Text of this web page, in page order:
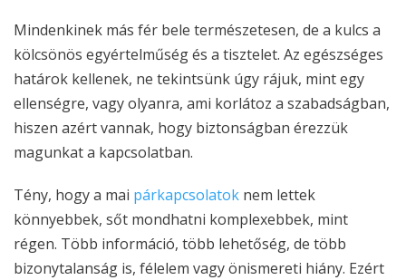
Mindenkinek más fér bele természetesen, de a kulcs a
kölcsönös egyértelműség és a tisztelet. Az egészséges
határok kellenek, ne tekintsünk úgy rájuk, mint egy
ellenségre, vagy olyanra, ami korlátoz a szabadságban,
hiszen azért vannak, hogy biztonságban érezzük
magunkat a kapcsolatban.
Tény, hogy a mai párkapcsolatok nem lettek
könnyebbek, sőt mondhatni komplexebbek, mint
régen. Több információ, több lehetőség, de több
bizonytalanság is, félelem vagy önismereti hiány. Ezért